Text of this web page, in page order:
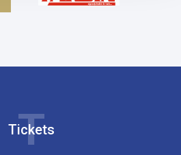
Tickets
T